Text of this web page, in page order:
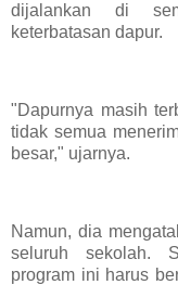
dijalankan di
keterbatasan dapur.
"Dapurnya masih
tidak semua
besar," ujarnya.
Namun, dia
seluruh sekolah.
program ini harus